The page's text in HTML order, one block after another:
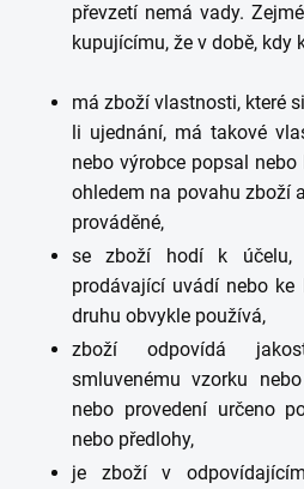
převzetí nemá vady.
kupujícímu, že v době, kdy
má zboží vlastnosti, které
li ujednání, má takové
nebo výrobce popsal
ohledem na povahu zboží
prováděné,
se zboží hodí k účelu,
prodávající uvádí nebo
druhu obvykle používá,
zboží odpovídá
smluvenému vzorku
nebo provedení určeno
nebo předlohy,
je zboží v